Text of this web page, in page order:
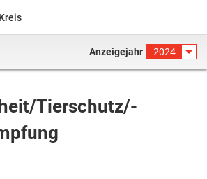
Anzeigejahr 2024
Tierschutz/-